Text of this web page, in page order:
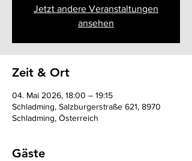
Jetzt andere Veranstaltungen
ansehen
Zeit & Ort
04. Mai 2026, 18:00 – 19:15
Schladming, Salzburgerstraße 621, 8970
Schladming, Österreich
Gäste